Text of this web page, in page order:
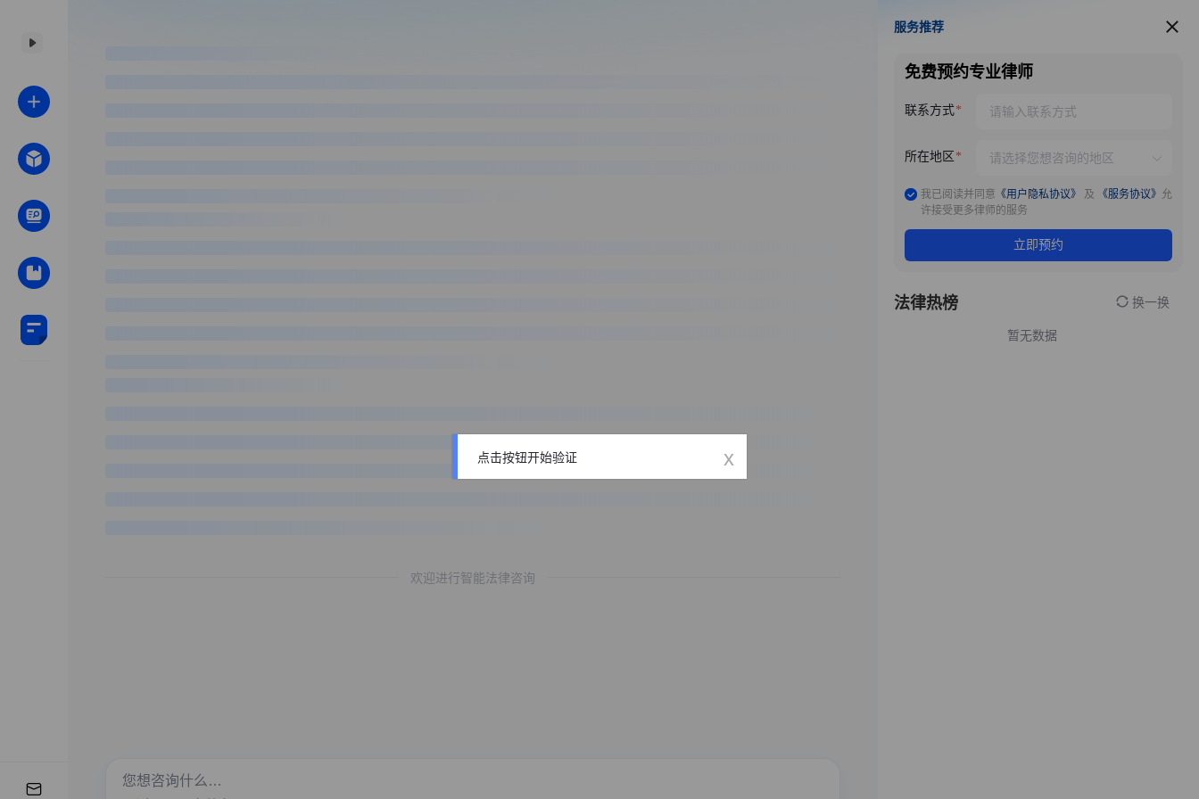
欢迎进行智能法律咨询
服务推荐
服务推荐
免费预约专业律师
联系方式
所在地区
我已阅读并同意 《用户隐私协议》 及 《服务协议》 允
许接受更多律师的服务
立即预约
法律热榜 换一换
暂无数据
点击按钮开始验证 x